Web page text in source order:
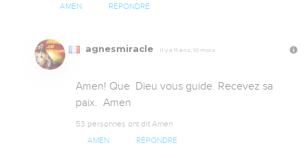
AMEN RÉPONDRE
agnesmiracle Il y a 11 ans, 10 mois
Amen! Que  Dieu vous guide. Recevez sa
paix.  Amen
53 personnes ont dit Amen
AMEN RÉPONDRE